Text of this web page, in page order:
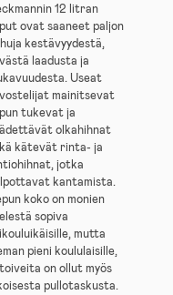
12 litran
ovat saaneet paljon
kestävyydestä,
laadusta ja
Useat
mainitsevat
tukevat ja
olkahihnat
kätevät rinta- ja
jotka
kantamista.
koko on monien
sopiva
mutta
pieni koululaisille,
on ollut myös
pullotaskusta.